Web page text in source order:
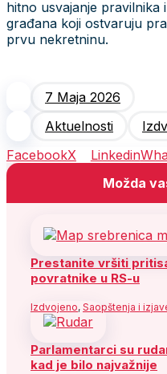
hitno usvajanje
građana koji ostvaruju
prvu nekretninu.
7 Maja 2026
Aktuelnosti
FacebookX Linkedin
Možda
Prestanite vršiti
povratnike u RS-u
Izdvojeno, Saopštenja i
Parlamentarci su
kad je bilo najvažnije